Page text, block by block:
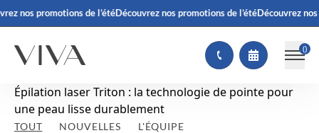
nos promotions de l’étéDécouvrez nos promotions de l’étéDécouvrez
()
Épilation laser Triton : la technologie de pointe pour
une peau lisse durablement
TOUT NOUVELLES
L'ÉQUIPE